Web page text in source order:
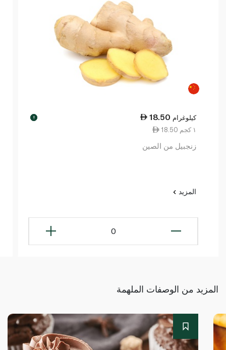
18.50 كيلوغرام !
18.50 ١ كجم
زنجبيل من الصين
المزيد
0
المزيد من الوصفات الملهمة